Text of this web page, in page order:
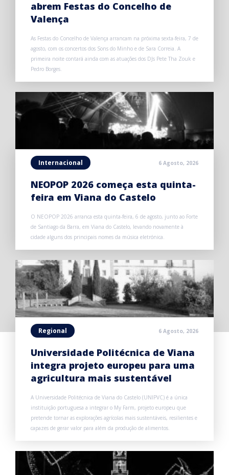
abrem Festas do Concelho de
Valença
As Festas do Concelho de Valença arrancam na próxima sexta-feira, 7 de
agosto, com os concertos dos Sons do Minho e de Sara Correia. A
primeira noite contará ainda com as atuações dos DJs Pete Tha Zouk e
Pedro Borges.
Internacional 6 Agosto, 2026
NEOPOP 2026 começa esta quinta-
feira em Viana do Castelo
O NEOPOP 2026 arranca esta quinta-feira, 6 de agosto, junto ao Forte
de Santiago da Barra, em Viana do Castelo, levando novamente à
cidade alguns dos principais nomes da música eletrónica.
Regional 6 Agosto, 2026
Universidade Politécnica de Viana
integra projeto europeu para uma
agricultura mais sustentável
A Universidade Politécnica de Viana do Castelo (UNIPVC) é a única
instituição portuguesa a integrar o My Farm, projeto europeu que
pretende tornar as explorações agrícolas mais sustentáveis, resilientes e
capazes de gerar valor para além da produção de alimentos.